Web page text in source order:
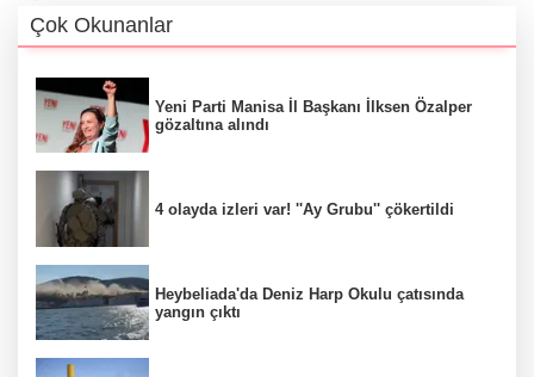
Çok Okunanlar
Yeni Parti Manisa İl Başkanı İlksen Özalper
gözaltına alındı
4 olayda izleri var! ''Ay Grubu'' çökertildi
Heybeliada'da Deniz Harp Okulu çatısında
yangın çıktı